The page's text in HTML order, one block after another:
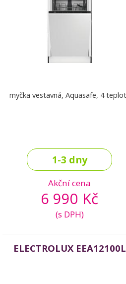
myčka vestavná, Aquasafe, 4
1-3 dny
Akční cena
6 990 Kč
(s DPH)
ELECTROLUX EEA12100L